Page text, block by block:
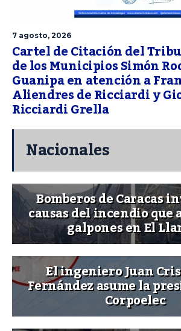
7 agosto, 2026
Cartel de Citación del
de los Municipios Simón
Guanipa en atención a
Aliendres de Ricciardi y
Ricciardi Grella
Nacionales
Bomberos de Caracas
causas del incendio que
galpones en El
El ingeniero Juan
Fernández asume la
Corpoelec